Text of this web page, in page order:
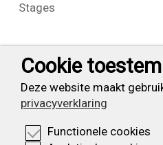
Stages
Contact
T:+31 (0) 23 525 7826
Cookie
Deze website maakt
privacyverklaring
Functionele cookies